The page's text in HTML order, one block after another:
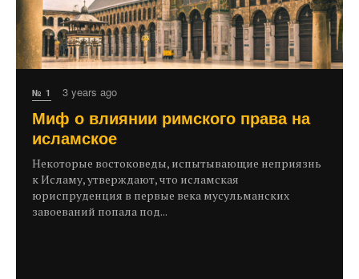
№ 1 3 years ago
Миф о влиянии римского права на
исламское
Некоторые востоковеды, испытывающие неприязнь
к Исламу, утверждают, что исламская
юриспруденция в первые века мусульманских
завоеваний попала под...